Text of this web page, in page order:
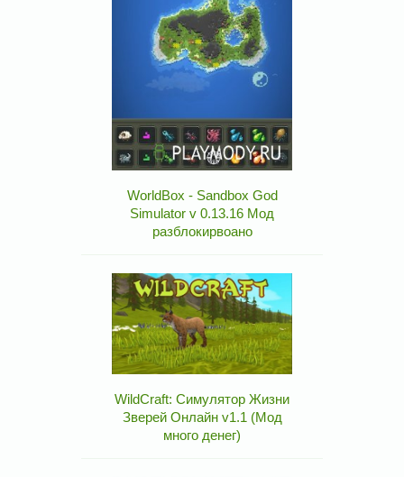
WorldBox - Sandbox God
Simulator v 0.13.16 Мод
разблокирвоано
WildCraft: Симулятор Жизни
Зверей Онлайн v1.1 (Мод
много денег)